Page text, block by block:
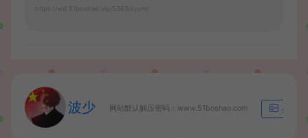
https://wd.51boshao.vip/5363/syym/
波少 网站默认解压密码：www.51boshao.com 生成海